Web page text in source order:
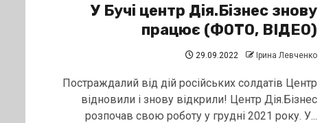
У Бучі центр Дія.Бізнес знову
працює (ФОТО, ВІДЕО)
29.09.2022 Ірина Левченко
Постраждалий від дій російських солдатів Центр
відновили і знову відкрили! Центр Дія.Бізнес
розпочав свою роботу у грудні 2021 року. У...